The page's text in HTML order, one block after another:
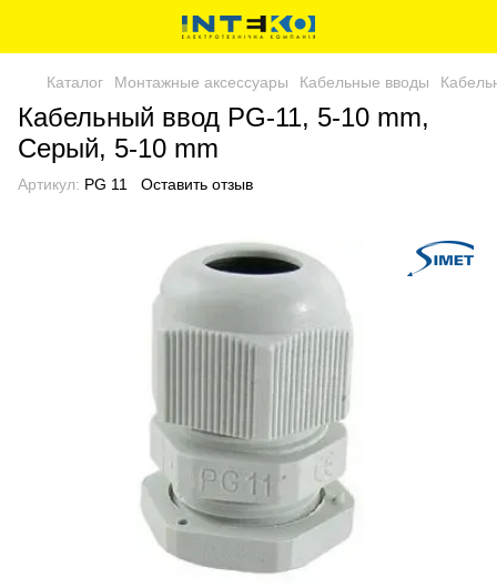
Каталог Монтажные аксессуары Кабельные вводы
Кабельный ввод PG-11, 5-10 mm,
Серый, 5-10 mm
Артикул: PG 11 Оставить отзыв